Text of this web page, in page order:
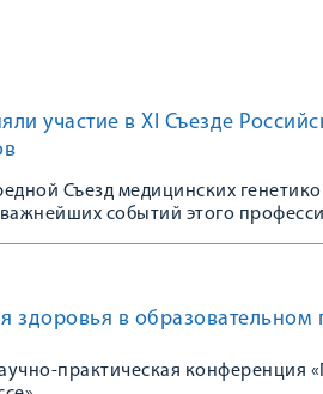
участие в XI Съезде
Съезд медицинских
событий этого
здоровья в образовательном
практическая конференция